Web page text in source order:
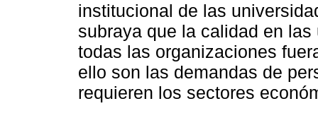
institucional de las
subraya que la calidad en
todas las organizaciones
ello son las demandas de
requieren los sectores